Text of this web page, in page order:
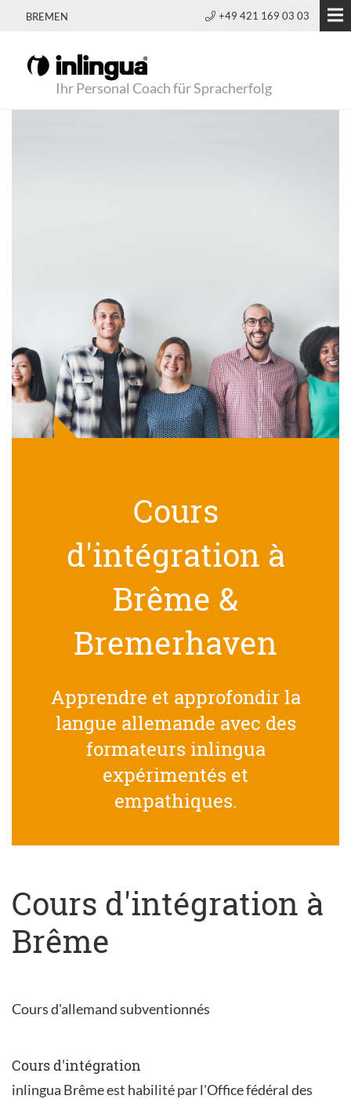
BREMEN +49 421 169 03 03
Ihr Personal Coach für Spracherfolg
Cours
d'intégration à
Brême &
Bremerhaven
Apprendre et approfondir la
langue allemande avec des
formateurs inlingua
expérimentés et
empathiques.
Cours d'intégration à
Brême
Cours d'allemand subventionnés
Cours d'intégration
inlingua Brême est habilité par l'Office fédéral des